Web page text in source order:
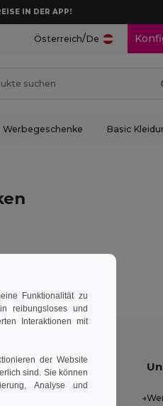
IN DER APP!
Österreich/De
Werbegeschenke Basic
Sie uns helfen
Funktionalität zu
reibungsloses und
Interaktionen mit
der Website
sind. Sie können
Analyse und